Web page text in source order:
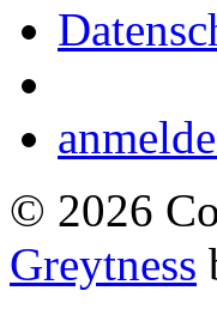
© 2026
Greytness